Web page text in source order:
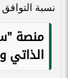
نسبة
منصة
الذاتي